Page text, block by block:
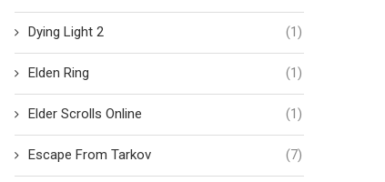
Dying Light 2 (1)
Elden Ring (1)
Elder Scrolls Online (1)
Escape From Tarkov (7)